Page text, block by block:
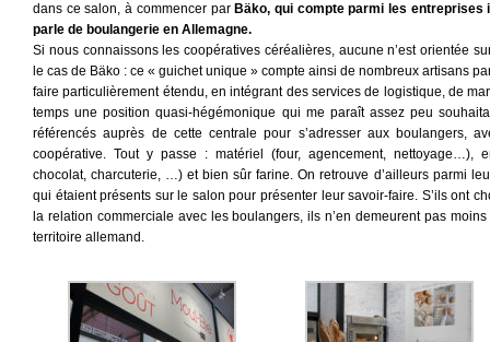
dans ce salon, à commencer par Bäko, qui compte parmi les entreprises
parle de boulangerie en Allemagne.
Si nous connaissons les coopératives céréalières, aucune n’est orientée
le cas de Bäko : ce « guichet unique » compte ainsi de nombreux artisans
faire particulièrement étendu, en intégrant des services de logistique, de
temps une position quasi-hégémonique qui me paraît assez peu
référencés auprès de cette centrale pour s’adresser aux boulangers,
coopérative. Tout y passe : matériel (four, agencement, nettoyage…),
chocolat, charcuterie, …) et bien sûr farine. On retrouve d’ailleurs parmi
qui étaient présents sur le salon pour présenter leur savoir-faire. S’ils ont
la relation commerciale avec les boulangers, ils n’en demeurent pas
territoire allemand.